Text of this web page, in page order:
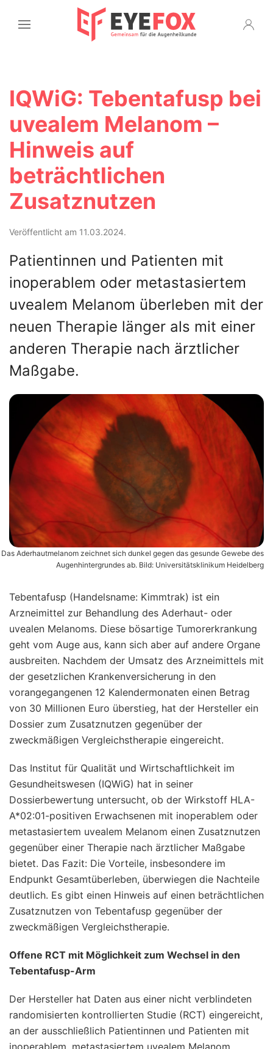
IQWiG: Tebentafusp bei
uvealem Melanom –
Hinweis auf
beträchtlichen
Zusatznutzen
Veröffentlicht am 11.03.2024.
Patientinnen und Patienten mit
inoperablem oder metastasiertem
uvealem Melanom überleben mit der
neuen Therapie länger als mit einer
anderen Therapie nach ärztlicher
Maßgabe.
Das Aderhautmelanom zeichnet sich dunkel gegen das gesunde Gewebe des
Augenhintergrundes ab. Bild: Universitätsklinikum Heidelberg
Tebentafusp (Handelsname: Kimmtrak) ist ein
Arzneimittel zur Behandlung des Aderhaut- oder
uvealen Melanoms. Diese bösartige Tumorerkrankung
geht vom Auge aus, kann sich aber auf andere Organe
ausbreiten. Nachdem der Umsatz des Arzneimittels mit
der gesetzlichen Krankenversicherung in den
vorangegangenen 12 Kalendermonaten einen Betrag
von 30 Millionen Euro überstieg, hat der Hersteller ein
Dossier zum Zusatznutzen gegenüber der
zweckmäßigen Vergleichstherapie eingereicht.
Das Institut für Qualität und Wirtschaftlichkeit im
Gesundheitswesen (IQWiG) hat in seiner
Dossierbewertung untersucht, ob der Wirkstoff HLA-
A*02:01-positiven Erwachsenen mit inoperablem oder
metastasiertem uvealem Melanom einen Zusatznutzen
gegenüber einer Therapie nach ärztlicher Maßgabe
bietet. Das Fazit: Die Vorteile, insbesondere im
Endpunkt Gesamtüberleben, überwiegen die Nachteile
deutlich. Es gibt einen Hinweis auf einen beträchtlichen
Zusatznutzen von Tebentafusp gegenüber der
zweckmäßigen Vergleichstherapie.
Offene RCT mit Möglichkeit zum Wechsel in den
Tebentafusp-Arm
Der Hersteller hat Daten aus einer nicht verblindeten
randomisierten kontrollierten Studie (RCT) eingereicht,
an der ausschließlich Patientinnen und Patienten mit
inoperablem, metastasiertem uvealem Melanom